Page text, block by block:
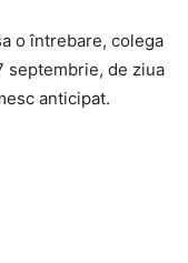
o întrebare, colega
septembrie, de ziua
anticipat.